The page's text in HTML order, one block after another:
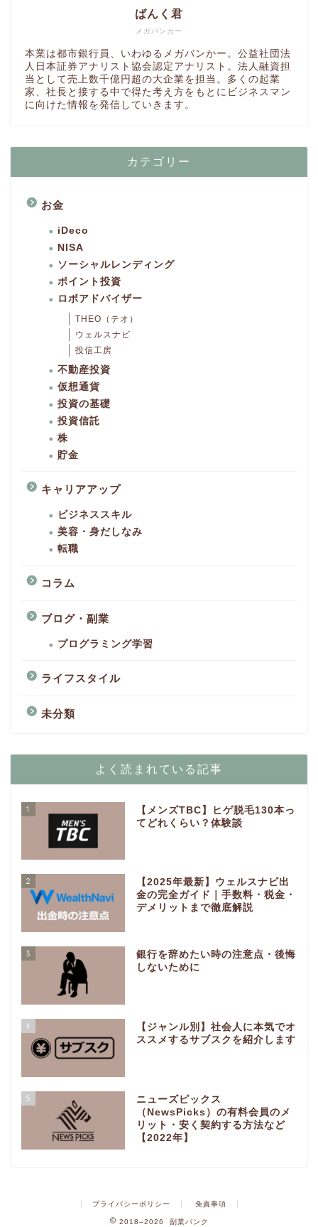
メガバンカー
ばんく君
本業は都市銀行員、いわゆるメガバンかー。公益社団法
人日本証券アナリスト協会認定アナリスト。法人融資担
当として売上数千億円超の大企業を担当。多くの起業
家、社長と接する中で得た考え方をもとにビジネスマン
に向けた情報を発信していきます。
カテゴリー
お金
iDeco
NISA
ソーシャルレンディング
ポイント投資
ロボアドバイザー
THEO（テオ）
ウェルスナビ
投信工房
不動産投資
仮想通貨
投資の基礎
投資信託
株
貯金
キャリアアップ
ビジネススキル
美容・身だしなみ
転職
コラム
ブログ・副業
プログラミング学習
ライフスタイル
未分類
よく読まれている記事
1
【メンズTBC】ヒゲ脱毛130本っ
てどれくらい？体験談
2
【2025年最新】ウェルスナビ出
金の完全ガイド｜手数料・税金・
デメリットまで徹底解説
3
銀行を辞めたい時の注意点・後悔
しないために
4
【ジャンル別】社会人に本気でオ
ススメするサブスクを紹介します
5
ニューズピックス
（NewsPicks）の有料会員のメ
リット・安く契約する方法など
【2022年】
プライバシーポリシー 免責事項
2018–2026 副業バンク